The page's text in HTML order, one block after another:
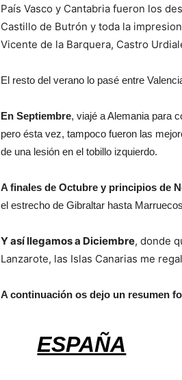
País Vasco y Cantabria fueron los
Castillo de Butrón y toda la
Vicente de la Barquera, Castro
El resto del verano lo pasé entre
En Septiembre, viajé a Alemania para
pero ésta vez, tampoco fueron las
de una lesión en el tobillo izquierdo.
A finales de Octubre y principios de
el estrecho de Gibraltar hasta
Y así llegamos a Diciembre, donde
Lanzarote, las Islas Canarias me
A continuación os dejo un resumen
ESPAÑA